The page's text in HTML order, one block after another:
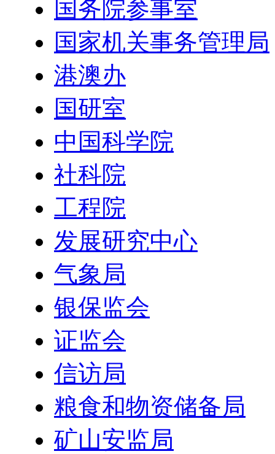
国务院参事室
国家机关事务管理局
港澳办
国研室
中国科学院
社科院
工程院
发展研究中心
气象局
银保监会
证监会
信访局
粮食和物资储备局
矿山安监局